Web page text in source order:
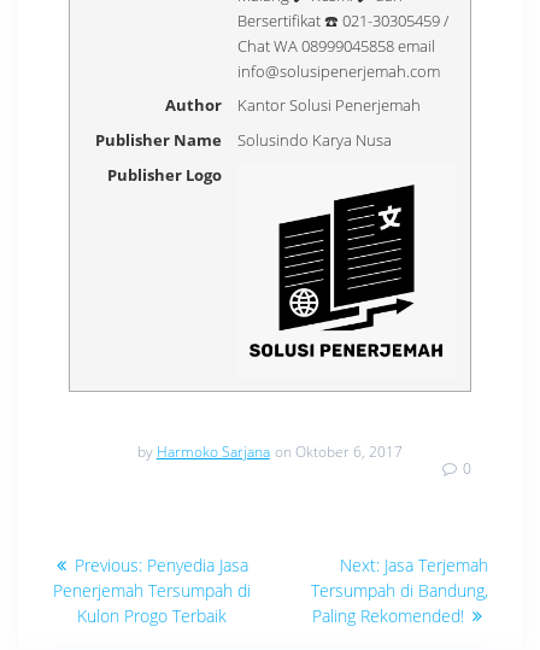
Bersertifikat ☎️ 021-30305459 /
Chat WA 08999045858 email
info@solusipenerjemah.com
Author
Kantor Solusi Penerjemah
Publisher Name
Solusindo Karya Nusa
Publisher Logo
by Harmoko Sarjana on Oktober 6, 2017
0
Navigasi
pos
Previous: Previous
post:
Penyedia Jasa
Penerjemah Tersumpah di
Kulon Progo Terbaik
Next: Next
post:
Jasa Terjemah
Tersumpah di Bandung,
Paling Rekomended!